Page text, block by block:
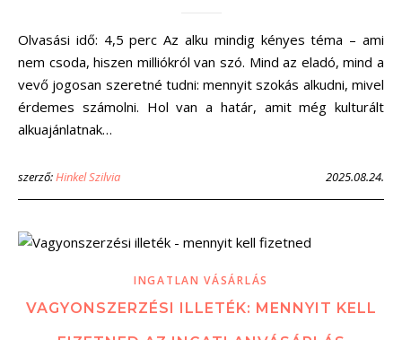
Olvasási idő: 4,5 perc Az alku mindig kényes téma – ami
nem csoda, hiszen milliókról van szó. Mind az eladó, mind a
vevő jogosan szeretné tudni: mennyit szokás alkudni, mivel
érdemes számolni. Hol van a határ, amit még kulturált
alkuajánlatnak…
szerző:Hinkel Szilvia 2025.08.24.
INGATLAN VÁSÁRLÁS
VAGYONSZERZÉSI ILLETÉK: MENNYIT KELL